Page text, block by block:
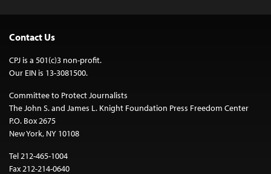
Contact Us
CPJ is a 501(c)3 non-profit.
Our EIN is 13-3081500.
Committee to Protect Journalists
The John S. and James L. Knight Foundation Press Freedom Center
P.O. Box 2675
New York, NY 10108
Tel 212-465-1004
Fax 212-214-0640